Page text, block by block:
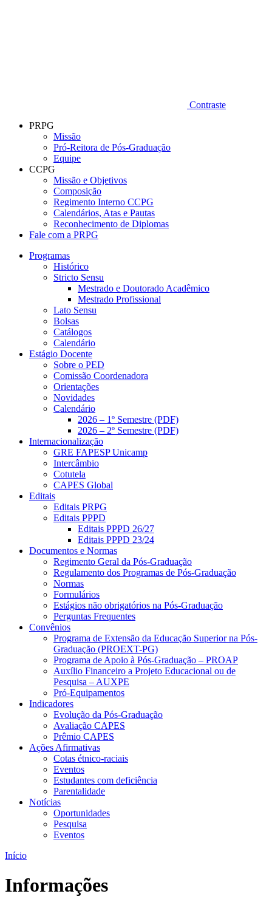
Contraste
PRPG
Missão
Pró-Reitora de Pós-Graduação
Equipe
CCPG
Missão e Objetivos
Composição
Regimento Interno CCPG
Calendários, Atas e Pautas
Reconhecimento de Diplomas
Fale com a PRPG
Programas
Histórico
Stricto Sensu
Mestrado e Doutorado Acadêmico
Mestrado Profissional
Lato Sensu
Bolsas
Catálogos
Calendário
Estágio Docente
Sobre o PED
Comissão Coordenadora
Orientações
Novidades
Calendário
2026 – 1º Semestre (PDF)
2026 – 2º Semestre (PDF)
Internacionalização
GRE FAPESP Unicamp
Intercâmbio
Cotutela
CAPES Global
Editais
Editais PRPG
Editais PPPD
Editais PPPD 26/27
Editais PPPD 23/24
Documentos e Normas
Regimento Geral da Pós-Graduação
Regulamento dos Programas de Pós-Graduação
Normas
Formulários
Estágios não obrigatórios na Pós-Graduação
Perguntas Frequentes
Convênios
Programa de Extensão da Educação Superior na Pós-
Graduação (PROEXT-PG)
Programa de Apoio à Pós-Graduação – PROAP
Auxílio Financeiro a Projeto Educacional ou de
Pesquisa – AUXPE
Pró-Equipamentos
Indicadores
Evolução da Pós-Graduação
Avaliação CAPES
Prêmio CAPES
Ações Afirmativas
Cotas étnico-raciais
Eventos
Estudantes com deficiência
Parentalidade
Notícias
Oportunidades
Pesquisa
Eventos
Início
Informações